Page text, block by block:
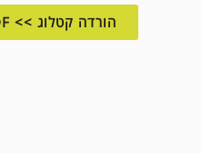
הורדה קטלוג >> PDF